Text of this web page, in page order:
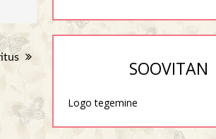
SOOVITAN
Logo tegemine